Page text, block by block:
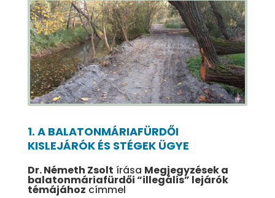
1. A BALATONMÁRIAFÜRDŐI
KISLEJÁRÓK ÉS STÉGEK ÜGYE
Dr. Németh Zsolt írása Megjegyzések a
balatonmáriafürdői “illegális” lejárók
témájához címmel